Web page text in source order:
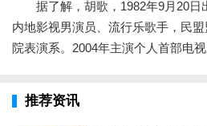
据了解，胡歌，1982年9月20日
内地影视男演员、流行乐歌手，民
院表演系。2004年主演个人首部电视
推荐资讯